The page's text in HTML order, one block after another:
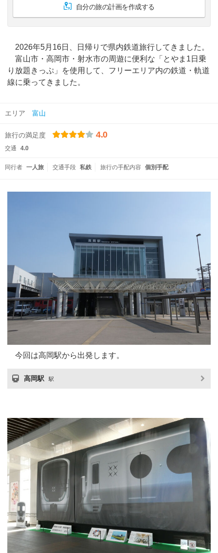
自分の旅の計画を作成する
2026年5月16日、日帰りで県内鉄道旅行してきました。
富山市・高岡市・射水市の周遊に便利な「とやま1日乗
り放題きっぷ」を使用して、フリーエリア内の鉄道・軌道
線に乗ってきました。
エリア 富山
旅行の満足度 4.0
交通 4.0
同行者 一人旅 交通手段 私鉄 旅行の手配内容 個別手配
今回は高岡駅から出発します。
高岡駅 駅